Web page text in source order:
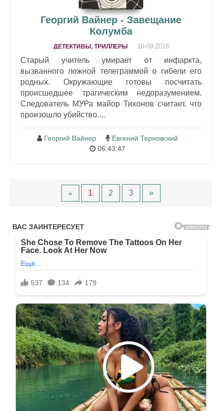
Георгий Вайнер - Завещание
Колумба
ДЕТЕКТИВЫ, ТРИЛЛЕРЫ 10-09-2018
Старый учитель умирает от инфаркта,
вызванного ложной телеграммой о гибели его
родных. Окружающие готовы посчитать
происшедшее трагическим недоразумением.
Следователь МУРа майор Тихонов считает, что
произошло убийство....
Георгий Вайнер
Евгений Терновский
06:43:47
« 1 2 3 »